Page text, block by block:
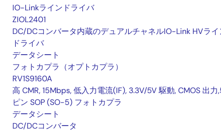
IO-Linkラインドライバ
ZIOL2401
DC/DCコンバータ内蔵のデュアルチャネルIO-Link HVライ
ドライバ
データシート
フォトカプラ（オプトカプラ）
RV1S9160A
高 CMR, 15Mbps, 低入力電流(IF), 3.3V/5V 駆動, CMOS 出力
ピン SOP (SO-5) フォトカプラ
データシート
DC/DCコンバータ